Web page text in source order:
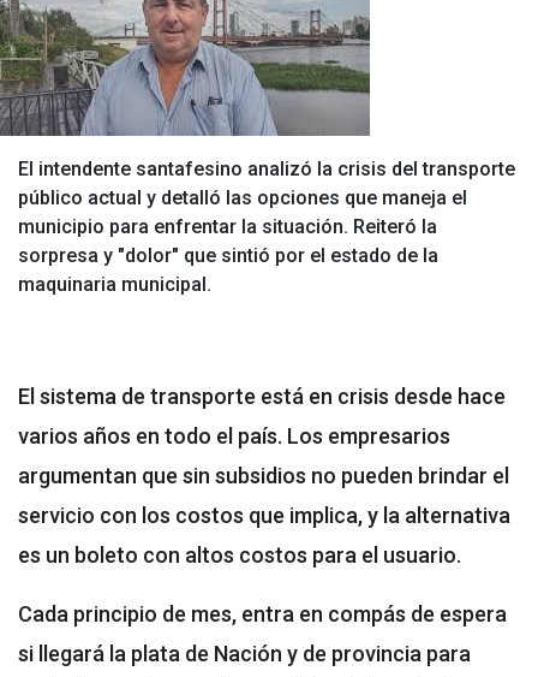
El intendente santafesino analizó la crisis del transporte
público actual y detalló las opciones que maneja el
municipio para enfrentar la situación. Reiteró la
sorpresa y "dolor" que sintió por el estado de la
maquinaria municipal.
El sistema de transporte está en crisis desde hace
varios años en todo el país. Los empresarios
argumentan que sin subsidios no pueden brindar el
servicio con los costos que implica, y la alternativa
es un boleto con altos costos para el usuario.
Cada principio de mes, entra en compás de espera
si llegará la plata de Nación y de provincia para